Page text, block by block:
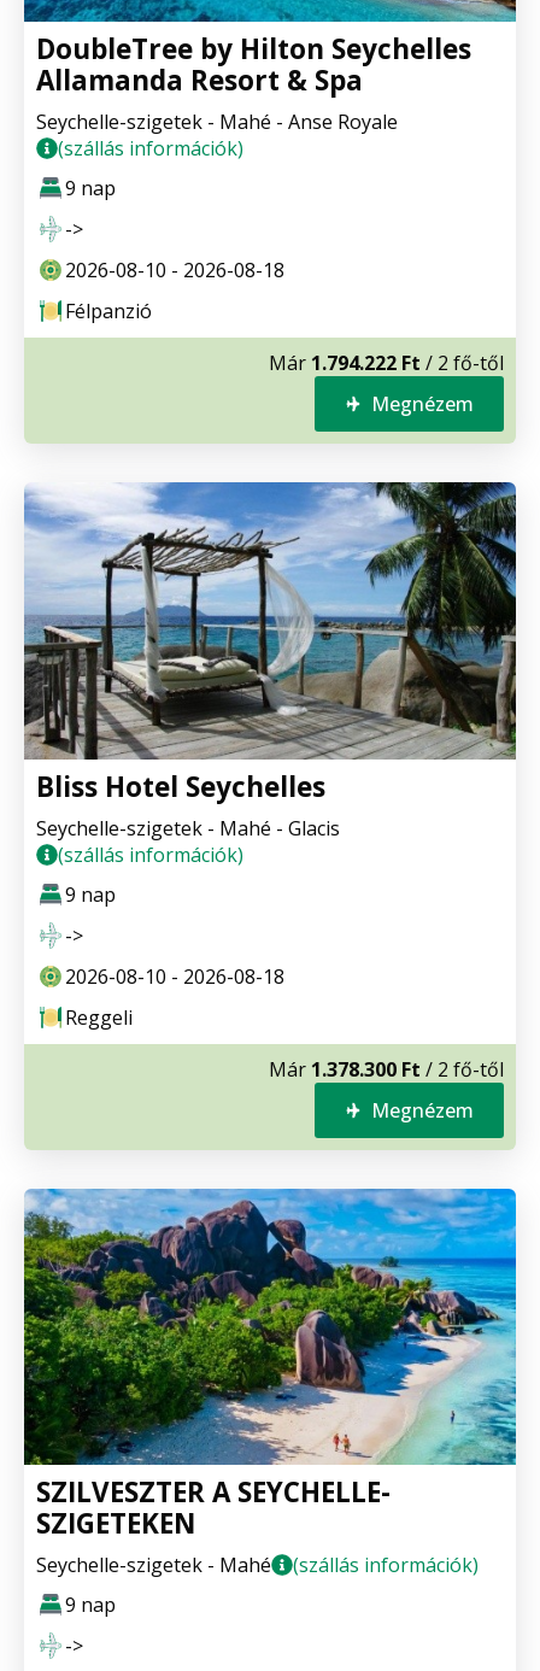
DoubleTree by Hilton Seychelles
Allamanda Resort & Spa
Seychelle-szigetek - Mahé - Anse Royale
(szállás információk)
9 nap
->
2026-08-10 - 2026-08-18
Félpanzió
Már 1.794.222 Ft / 2 fő-től
Megnézem
Bliss Hotel Seychelles
Seychelle-szigetek - Mahé - Glacis
(szállás információk)
9 nap
->
2026-08-10 - 2026-08-18
Reggeli
Már 1.378.300 Ft / 2 fő-től
Megnézem
SZILVESZTER A SEYCHELLE-
SZIGETEKEN
Seychelle-szigetek - Mahé
(szállás információk)
9 nap
->